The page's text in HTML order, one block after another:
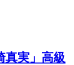
真実」高級